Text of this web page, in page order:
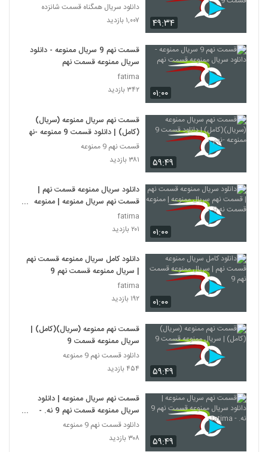
۴۹:۳۴
دانلود سریال همگناه قسمت شانزده
۱,۰۰۷ بازدید
۰۱:۰۰
قسمت نهم 9 سریال ممنوعه - دانلود
سریال ممنوعه قسمت نهم
fatima
۳۴۲ بازدید
۵۹:۴۹
قسمت نهم سریال ممنوعه (سریال)
(کامل) | دانلود قسمت 9 ممنوعه -نهم
قسمت نهم 9 ممنوعه
۳۸۱ بازدید
۰۱:۰۰
دانلود سریال ممنوعه قسمت نهم |
قسمت نهم سریال ممنوعه | ممنوعه
قسمت نه 9
fatima
۲۰۱ بازدید
۰۱:۰۰
دانلود کامل سریال ممنوعه قسمت نهم
| سریال ممنوعه قسمت نهم 9
fatima
۱۹۲ بازدید
۵۹:۴۹
قسمت نهم ممنوعه (سریال)(کامل) |
سریال ممنوعه قسمت 9
دانلود قسمت نهم 9 ممنوعه
۴۵۴ بازدید
۵۹:۴۹
قسمت نهم سریال ممنوعه | دانلود
سریال ممنوعه قسمت نهم 9 نه. -
fatima
دانلود قسمت نهم 9 ممنوعه
۳۰۸ بازدید